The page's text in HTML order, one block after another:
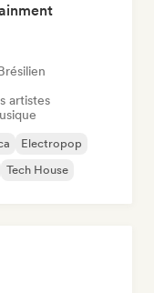
artistes
Electropop
Tech House